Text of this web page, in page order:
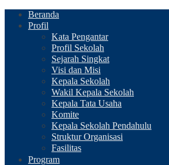
Beranda
Profil
Kata Pengantar
Profil Sekolah
Sejarah Singkat
Visi dan Misi
Kepala Sekolah
Wakil Kepala Sekolah
Kepala Tata Usaha
Komite
Kepala Sekolah Pendahulu
Struktur Organisasi
Fasilitas
Program